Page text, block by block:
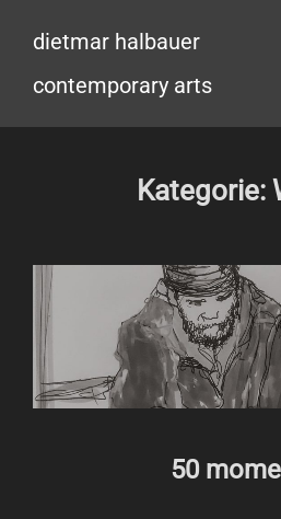
Inhalt
springen
dietmar halbauer
contemporary arts
Kategorie:
50